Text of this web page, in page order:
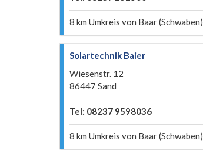
8 km Umkreis von Baar (Schwaben)
Solartechnik Baier
Wiesenstr. 12
86447 Sand
Tel: 08237 9598036
8 km Umkreis von Baar (Schwaben)